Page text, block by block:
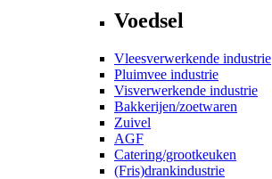
Voedsel
Vleesverwerkende industrie
Pluimvee industrie
Visverwerkende industrie
Bakkerijen/zoetwaren
Zuivel
AGF
Catering/grootkeuken
(Fris)drankindustrie